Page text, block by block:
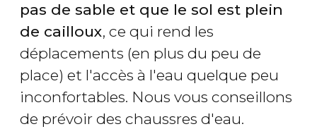
pas de sable et que le sol est plein
de cailloux, ce qui rend les
déplacements (en plus du peu de
place) et l'accès à l'eau quelque peu
inconfortables. Nous vous conseillons
de prévoir des chaussres d'eau.